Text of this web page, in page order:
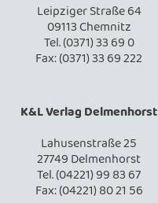
Leipziger Straße 64
09113 Chemnitz
Tel. (0371) 33 69 0
Fax: (0371) 33 69 222
K&L Verlag Delmenhorst
Lahusenstraße 25
27749 Delmenhorst
Tel. (04221) 99 83 67
Fax: (04221) 80 21 56